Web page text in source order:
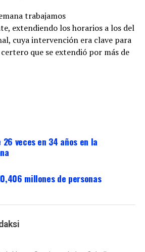
trabajamos
extendiendo los horarios a los del
cuya intervención era clave para
que se extendió por más de
veces en 34 años en la
millones de personas